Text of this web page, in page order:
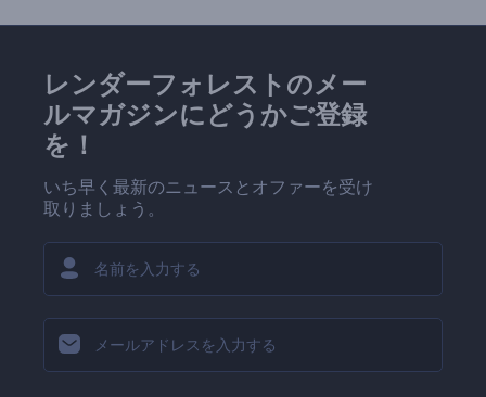
レンダーフォレストのメー
ルマガジンにどうかご登録
を！
いち早く最新のニュースとオファーを受け
取りましょう。